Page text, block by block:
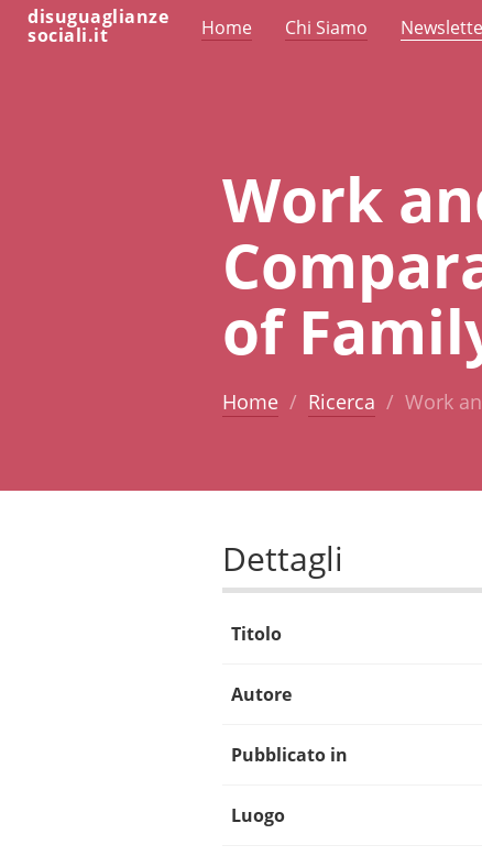
disuguaglianze
sociali.it Home Chi Siamo
Work
of
Home Ricerca Work
Dettagli
Titolo
Autore
Pubblicato in
Luogo